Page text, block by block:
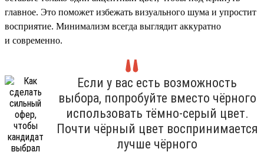
главное. Это поможет избежать визуального шума и упростит
восприятие. Минимализм всегда выглядит аккуратно
и современно.
Если у вас есть возможность
выбора, попробуйте вместо чёрного
использовать тёмно-серый цвет.
Почти чёрный цвет воспринимается
лучше чёрного